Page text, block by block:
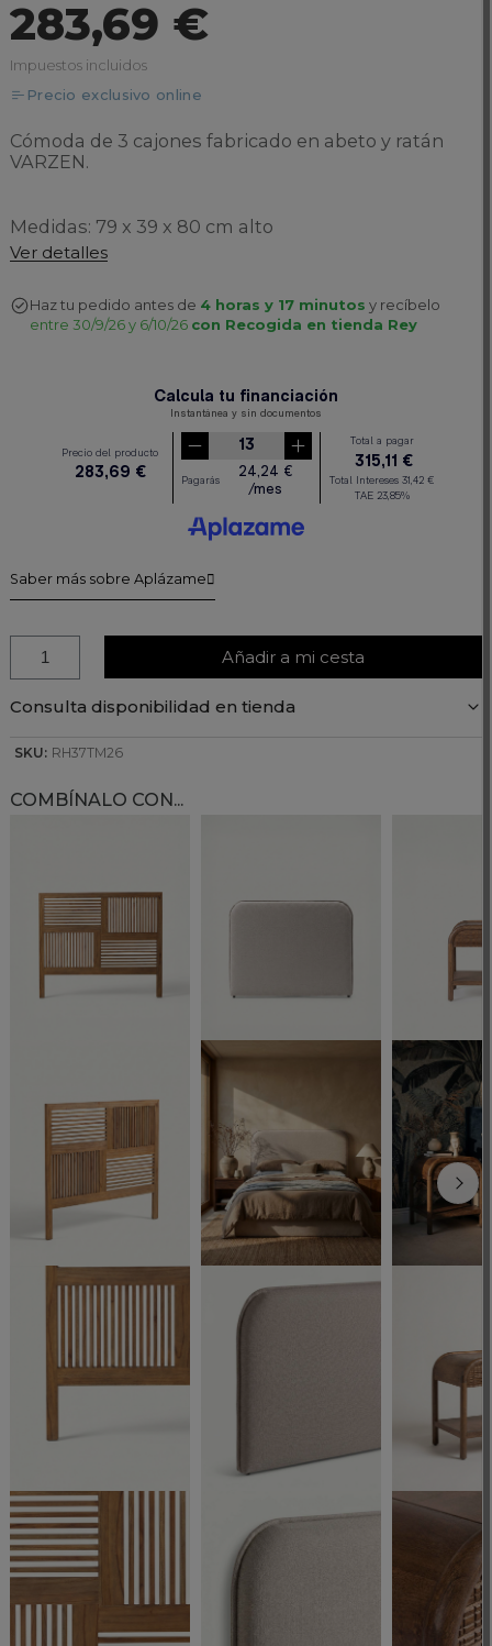
283,69 €
Impuestos incluidos
Precio exclusivo online
Cómoda de 3 cajones fabricado en abeto y ratán
VARZEN.
Medidas: 79 x 39 x 80 cm alto
Ver detalles
Haz tu pedido antes de 4 horas y 17 minutos y recíbelo
entre 30/9/26 y 6/10/26 con Recogida en tienda Rey
Saber más sobre Aplázame
Añadir a mi cesta
Consulta disponibilidad en tienda
SKU: RH37TM26
COMBÍNALO CON...